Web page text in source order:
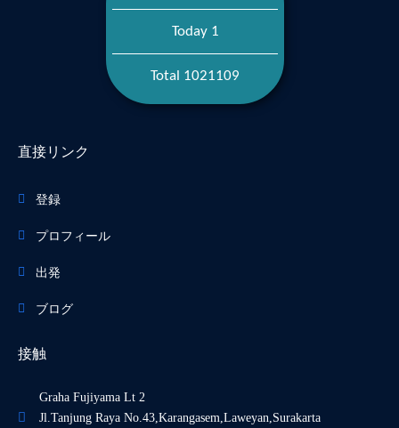
Today 1
Total 1021109
直接リンク
登録
プロフィール
出発
ブログ
接触
Graha Fujiyama Lt 2
Jl.Tanjung Raya No.43,Karangasem,Laweyan,Surakarta